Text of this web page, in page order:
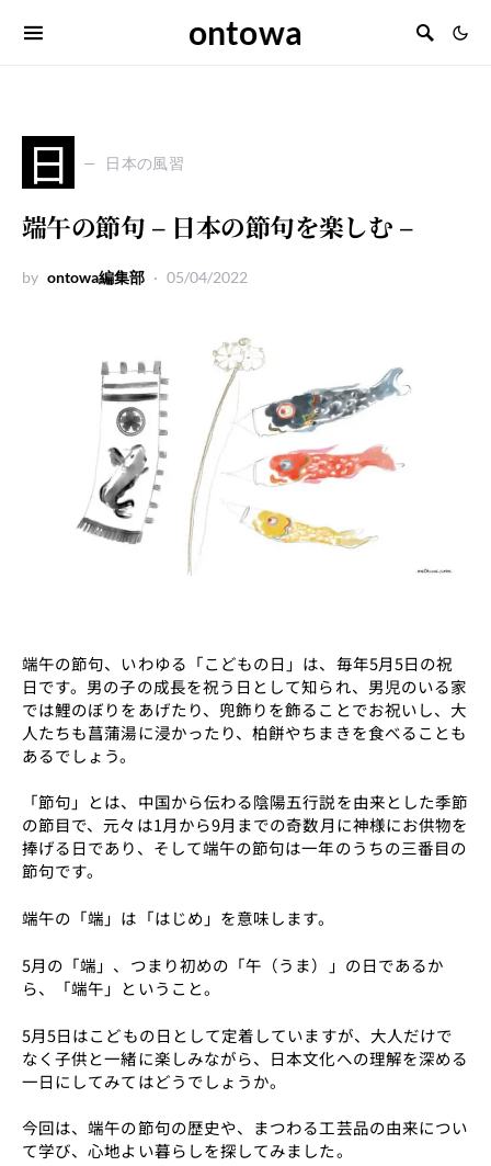
ontowa
日 日本の風習
端午の節句 – 日本の節句を楽しむ –
by ontowa編集部 05/04/2022
端午の節句、いわゆる「こどもの日」は、毎年5月5日の祝
日です。男の子の成長を祝う日として知られ、男児のいる家
では鯉のぼりをあげたり、兜飾りを飾ることでお祝いし、大
人たちも菖蒲湯に浸かったり、柏餅やちまきを食べることも
あるでしょう。
「節句」とは、中国から伝わる陰陽五行説を由来とした季節
の節目で、元々は1月から9月までの奇数月に神様にお供物を
捧げる日であり、そして端午の節句は一年のうちの三番目の
節句です。
端午の「端」は「はじめ」を意味します。
5月の「端」、つまり初めの「午（うま）」の日であるか
ら、「端午」ということ。
5月5日はこどもの日として定着していますが、大人だけで
なく子供と一緒に楽しみながら、日本文化への理解を深める
一日にしてみてはどうでしょうか。
今回は、端午の節句の歴史や、まつわる工芸品の由来につい
て学び、心地よい暮らしを探してみました。